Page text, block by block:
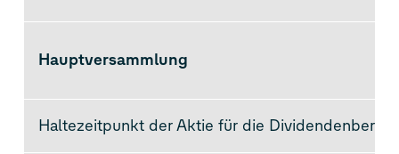
Hauptversammlung
Haltezeitpunkt der Aktie für die